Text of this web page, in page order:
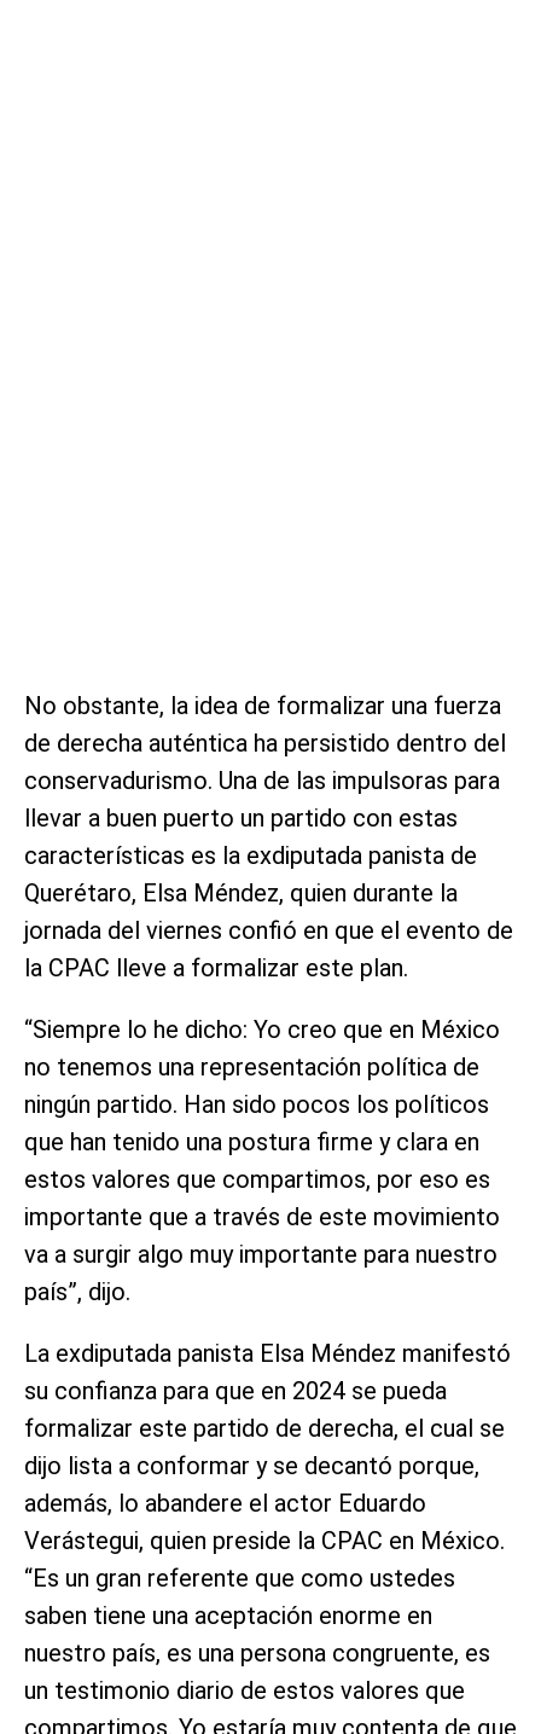
No obstante, la idea de formalizar una fuerza
de derecha auténtica ha persistido dentro del
conservadurismo. Una de las impulsoras para
llevar a buen puerto un partido con estas
características es la exdiputada panista de
Querétaro, Elsa Méndez, quien durante la
jornada del viernes confió en que el evento de
la CPAC lleve a formalizar este plan.
“Siempre lo he dicho: Yo creo que en México
no tenemos una representación política de
ningún partido. Han sido pocos los políticos
que han tenido una postura firme y clara en
estos valores que compartimos, por eso es
importante que a través de este movimiento
va a surgir algo muy importante para nuestro
país”, dijo.
La exdiputada panista Elsa Méndez manifestó
su confianza para que en 2024 se pueda
formalizar este partido de derecha, el cual se
dijo lista a conformar y se decantó porque,
además, lo abandere el actor Eduardo
Verástegui, quien preside la CPAC en México.
“Es un gran referente que como ustedes
saben tiene una aceptación enorme en
nuestro país, es una persona congruente, es
un testimonio diario de estos valores que
compartimos. Yo estaría muy contenta de que